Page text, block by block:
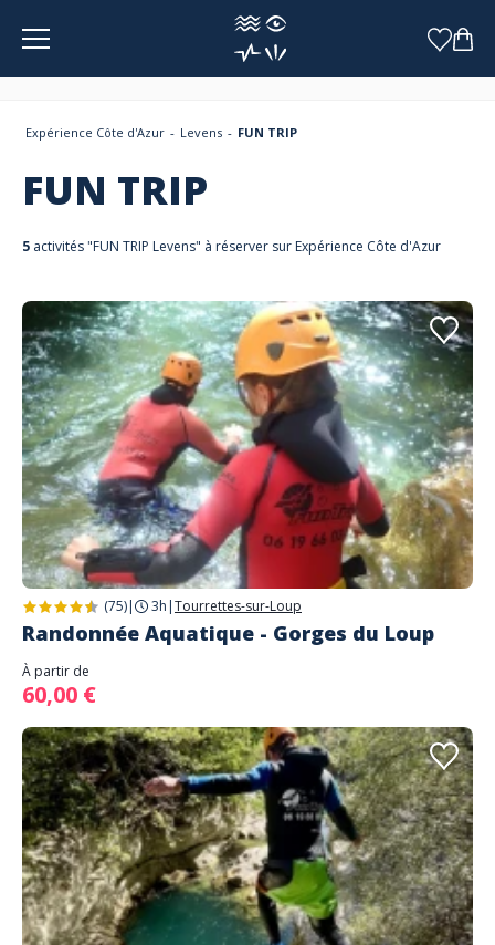
Panneau de gestion des cookies
Expérience Côte d'Azur Levens FUN TRIP
FUN TRIP
5 activités "FUN TRIP Levens" à réserver sur Expérience Côte d'Azur
(75)| 3h |Tourrettes-sur-Loup
Randonnée Aquatique - Gorges du Loup
À partir de
60,00 €